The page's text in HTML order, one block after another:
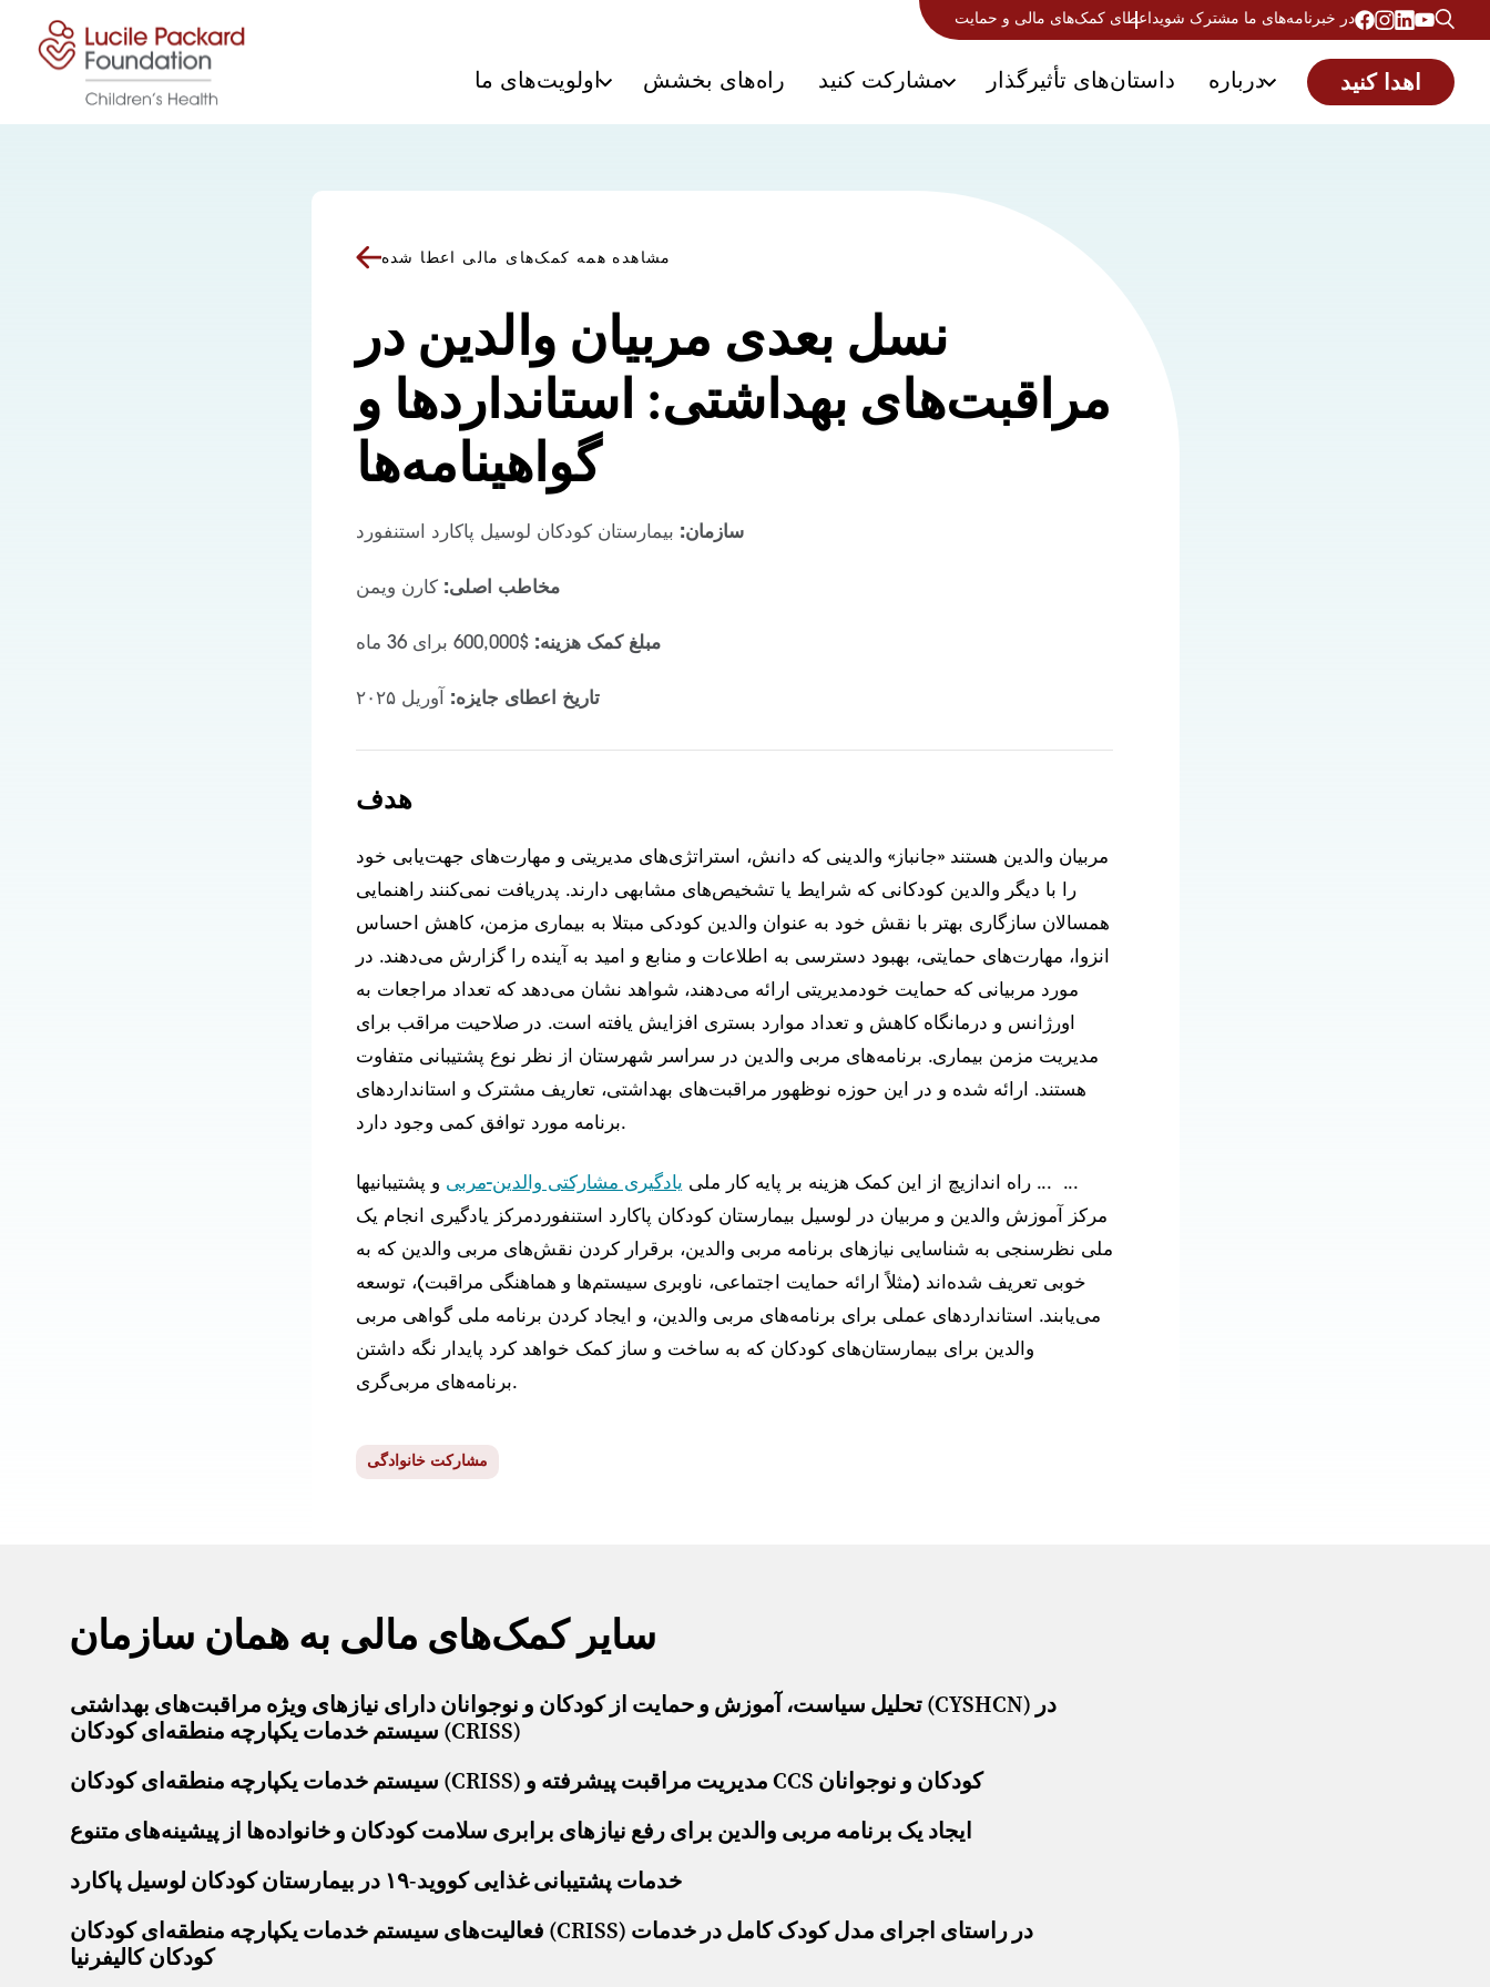
پرش به محتوا اعطای کمک‌های مالی و حمایتدر خبرنامه‌های ما مشترک شوید
اولویت‌های ما راه‌های بخشش مشارکت کنید داستان‌های تأثیرگذار درباره اهدا کنید
مشاهده همه کمک‌های مالی اعطا شده
نسل بعدی مربیان والدین در
مراقبت‌های بهداشتی: استانداردها و
گواهینامه‌ها
سازمان: بیمارستان کودکان لوسیل پاکارد استنفورد
مخاطب اصلی: کارن ویمن
مبلغ کمک هزینه: $600,000 برای 36 ماه
تاریخ اعطای جایزه: آوریل ۲۰۲۵
هدف
مربیان والدین هستند«جانباز» والدینی که دانش، استراتژی‌های مدیریتی و مهارت‌های جهت‌یابی خود
را با دیگر والدین کودکانی که شرایط یا تشخیص‌های مشابهی دارند. پدریافت نمی‌کنندراهنمایی
همسالان سازگاری بهتر با نقش خود به عنوان والدین کودکی مبتلا به بیماری مزمن، کاهش احساس
انزوا، مهارت‌های حمایتی، بهبود دسترسی به اطلاعات و منابع و امید به آینده را گزارش می‌دهند. در
مورد مربیانی که حمایت خودمدیریتی ارائه می‌دهند، شواهد نشان می‌دهد که تعداد مراجعات به
اورژانس و درمانگاه کاهش و تعداد موارد بستری افزایش یافته است. در صلاحیت مراقب برای
مدیریت مزمن بیماری. برنامه‌های مربی والدین در سراسر شهرستان از نظر نوع پشتیبانی متفاوت
هستند. ارائه شده و در این حوزه نوظهور مراقبت‌های بهداشتی،تعاریف مشترک و استانداردهای
برنامه مورد توافق کمی وجود دارد.
این کمک هزینه بر پایه کار ملی یادگیری مشارکتی والدین-مربی و پشتیبانیها ‎‏ ...راه اندازی
‎‏ ...
مرکز آموزش والدین و مربیان در لوسیل بیمارستان کودکان پاکارد استنفوردمرکز یادگیری
انجام یک
ملی نظرسنجی به شناسایی نیازهای برنامه مربی والدین، برقرار کردن نقش‌های مربی والدین که به
خوبی تعریف شده‌اند (مثلاً ارائه حمایت اجتماعی، ناوبری سیستم‌ها و هماهنگی مراقبت)، توسعه
می‌یابند.
استانداردهای عملی برای برنامه‌های مربی والدین، و ایجاد کردن برنامه ملی گواهی مربی
والدین برای بیمارستان‌های کودکان که به ساخت و ساز کمک خواهد کرد پایدار نگه داشتن
برنامه‌های مربی‌گری.
مشارکت خانوادگی
سایر کمک‌های مالی به همان سازمان
تحلیل سیاست، آموزش و حمایت از کودکان و نوجوانان دارای نیازهای ویژه مراقبت‌های بهداشتی (CYSHCN) در
سیستم خدمات یکپارچه منطقه‌ای کودکان (CRISS)
سیستم خدمات یکپارچه منطقه‌ای کودکان (CRISS) مدیریت مراقبت پیشرفته و CCS کودکان و نوجوانان
ایجاد یک برنامه مربی والدین برای رفع نیازهای برابری سلامت کودکان و خانواده‌ها از پیشینه‌های متنوع
خدمات پشتیبانی غذایی کووید-۱۹ در بیمارستان کودکان لوسیل پاکارد
فعالیت‌های سیستم خدمات یکپارچه منطقه‌ای کودکان (CRISS) در راستای اجرای مدل کودک کامل در خدمات
کودکان کالیفرنیا